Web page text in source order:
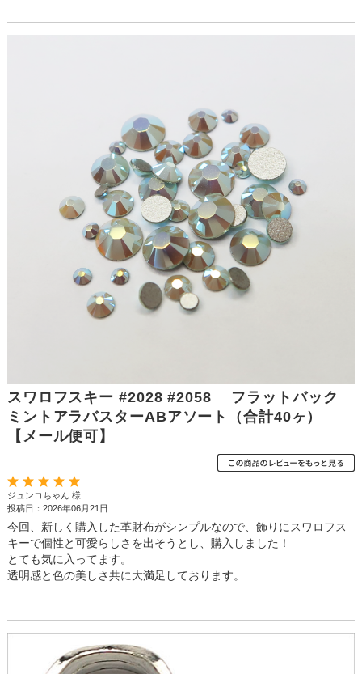
スワロフスキー #2028 #2058 フラットバック
ミントアラバスターABアソート（合計40ヶ）
【メール便可】
ジュンコちゃん 様
投稿日：2026年06月21日
今回、新しく購入した革財布がシンプルなので、飾りにスワロフス
キーで個性と可愛らしさを出そうとし、購入しました！
とても気に入ってます。
透明感と色の美しさ共に大満足しております。